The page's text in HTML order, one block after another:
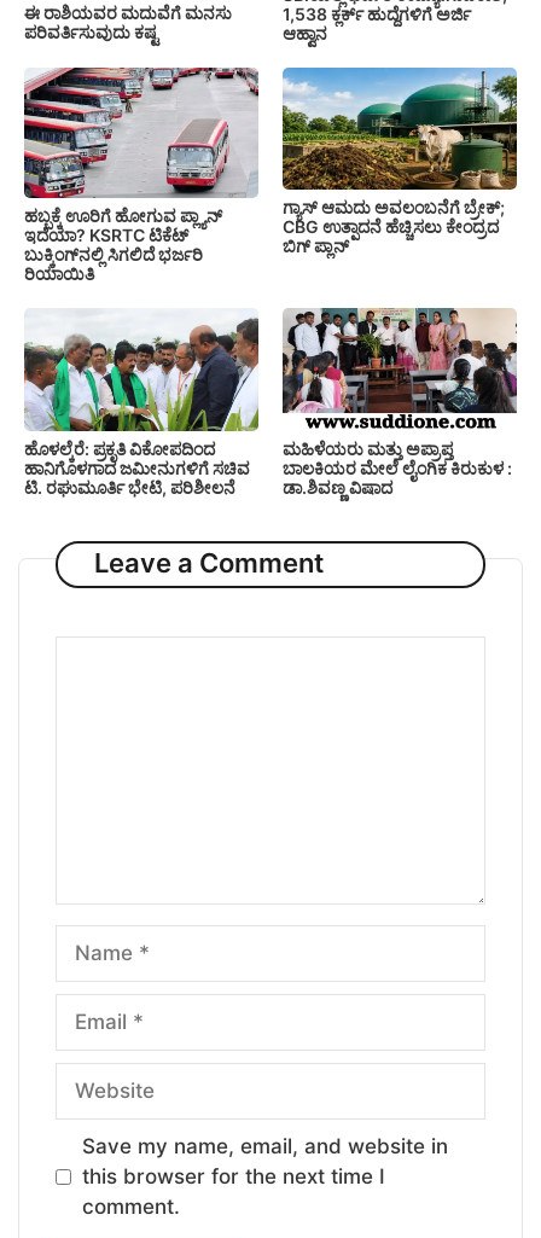
ಈ ರಾಶಿಯವರ ಮದುವೆಗೆ ಮನಸು
ಪರಿವರ್ತಿಸುವುದು ಕಷ್ಟ
1,538 ಕ್ಲರ್ಕ್ ಹುದ್ದೆಗಳಿಗೆ ಅರ್ಜಿ
ಆಹ್ವಾನ
ಹಬ್ಬಕ್ಕೆ ಊರಿಗೆ ಹೋಗುವ ಪ್ಲ್ಯಾನ್
ಇದೆಯಾ? KSRTC ಟಿಕೆಟ್
ಬುಕ್ಕಿಂಗ್‌ನಲ್ಲಿ ಸಿಗಲಿದೆ ಭರ್ಜರಿ
ರಿಯಾಯಿತಿ
ಗ್ಯಾಸ್ ಆಮದು ಅವಲಂಬನೆಗೆ ಬ್ರೇಕ್;
CBG ಉತ್ಪಾದನೆ ಹೆಚ್ಚಿಸಲು ಕೇಂದ್ರದ
ಬಿಗ್ ಪ್ಲಾನ್
ಹೊಳಲ್ಕೆರೆ: ಪ್ರಕೃತಿ ವಿಕೋಪದಿಂದ
ಹಾನಿಗೊಳಗಾದ ಜಮೀನುಗಳಿಗೆ ಸಚಿವ
ಟಿ. ರಘುಮೂರ್ತಿ ಭೇಟಿ, ಪರಿಶೀಲನೆ
ಮಹಿಳೆಯರು ಮತ್ತು ಅಪ್ರಾಪ್ತ
ಬಾಲಕಿಯರ ಮೇಲೆ ಲೈಂಗಿಕ ಕಿರುಕುಳ :
ಡಾ.ಶಿವಣ್ಣ ವಿಷಾದ
Leave a Comment
Save my name, email, and website in
this browser for the next time I
comment.